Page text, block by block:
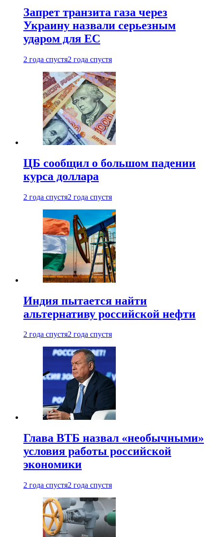
Запрет транзита газа через
Украину назвали серьезным
ударом для ЕС
2 года спустя2 года спустя
ЦБ сообщил о большом падении
курса доллара
2 года спустя2 года спустя
Индия пытается найти
альтернативу российской нефти
2 года спустя2 года спустя
Глава ВТБ назвал «необычными»
условия работы российской
экономики
2 года спустя2 года спустя